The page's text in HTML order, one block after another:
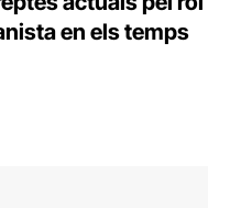
en els temps